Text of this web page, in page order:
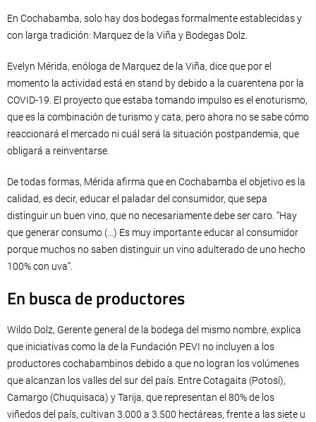
En Cochabamba, solo hay dos bodegas formalmente establecidas y
con larga tradición: Marquez de la Viña y Bodegas Dolz.
Evelyn Mérida, enóloga de Marquez de la Viña, dice que por el
momento la actividad está en stand by debido a la cuarentena por la
COVID-19. El proyecto que estaba tomando impulso es el enoturismo,
que es la combinación de turismo y cata, pero ahora no se sabe cómo
reaccionará el mercado ni cuál será la situación postpandemia, que
obligará a reinventarse.
De todas formas, Mérida afirma que en Cochabamba el objetivo es la
calidad, es decir, educar el paladar del consumidor, que sepa
distinguir un buen vino, que no necesariamente debe ser caro. “Hay
que generar consumo (…) Es muy importante educar al consumidor
porque muchos no saben distinguir un vino adulterado de uno hecho
100% con uva”.
En busca de productores
Wildo Dolz, Gerente general de la bodega del mismo nombre, explica
que iniciativas como la de la Fundación PEVI no incluyen a los
productores cochabambinos debido a que no logran los volúmenes
que alcanzan los valles del sur del país. Entre Cotagaita (Potosí),
Camargo (Chuquisaca) y Tarija, que representan el 80% de los
viñedos del país, cultivan 3.000 a 3.500 hectáreas, frente a las siete u